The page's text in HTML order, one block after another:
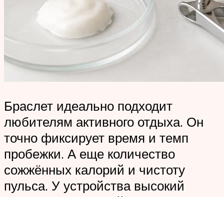
Браслет идеально подходит
любителям активного отдыха. Он
точно фиксирует время и темп
пробежки. А еще количество
сожжённых калорий и чистоту
пульса. У устройства высокий